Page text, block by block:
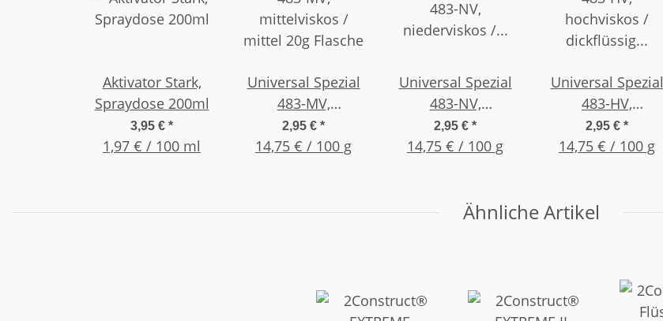
Aktivator Stark,
Spraydose 200ml
3,95 € *
1,97 € / 100 ml
Universal Spezial
483-MV,
mittelviskos /
mittel 20g Flasche
2,95 € *
14,75 € / 100 g
Universal Spezial
483-NV,
niederviskos /
dünnflüssig 20g
2,95 € *
14,75 € / 100 g
Universal Spezial
483-HV,
hochviskos /
dickflüssig 20g
2,95 € *
14,75 € / 100 g
Ähnliche Artikel